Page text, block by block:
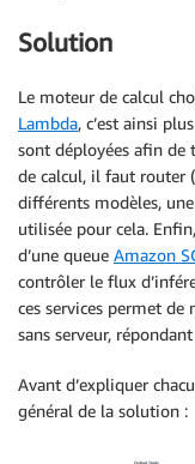
Solution
Le moteur de calcul
Lambda, c’est ainsi
sont déployées afin de
de calcul, il faut router
différents modèles,
utilisée pour cela.
d’une queue Amazon
contrôler le flux
ces services permet de
sans serveur,
Avant d’expliquer
général de la solution :